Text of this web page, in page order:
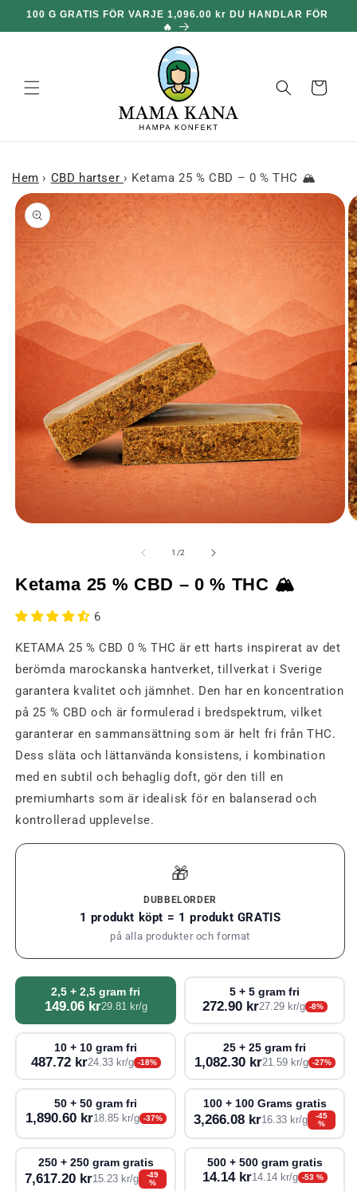
och gå
100 G GRATIS FÖR VARJE 1,096.00 kr DU HANDLAR FÖR
🔥
Korg
Hem › CBD hartser › Ketama 25 % CBD – 0 % THC 🏔
till
ett
modalt
1 /från
2
Ketama 25 % CBD – 0 % THC 🏔
6
KETAMA 25 % CBD 0 % THC är ett harts inspirerat av det
berömda marockanska hantverket, tillverkat i Sverige
garantera kvalitet och jämnhet. Den har en koncentration
på 25 % CBD och är formulerad i bredspektrum, vilket
garanterar en sammansättning som är helt fri från THC.
Dess släta och lättanvända konsistens, i kombination
med en subtil och behaglig doft, gör den till en
premiumharts som är idealisk för en balanserad och
kontrollerad upplevelse.
🎁
DUBBELORDER
1 produkt köpt = 1 produkt GRATIS
på alla produkter och format
2,5 + 2,5 gram fri
149.06 kr29.81 kr/g
5 + 5 gram fri
272.90 kr27.29 kr/g -8%
10 + 10 gram fri
487.72 kr24.33 kr/g -18%
25 + 25 gram fri
1,082.30 kr21.59 kr/g -27%
50 + 50 gram fri
1,890.60 kr18.85 kr/g -37%
100 + 100 Grams gratis
3,266.08 kr16.33 kr/g
-45
%
250 + 250 gram gratis
7,617.20 kr15.23 kr/g
-49
%
500 + 500 gram gratis
14.14 kr14.14 kr/g -53 %